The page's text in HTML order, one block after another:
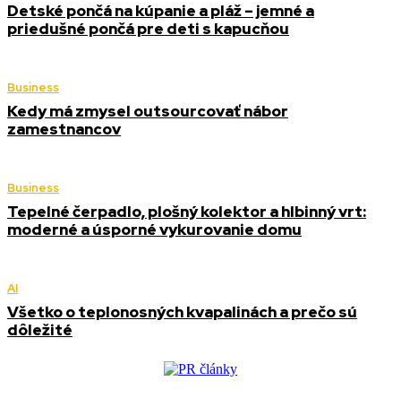
Detské pončá na kúpanie a pláž – jemné a
priedušné pončá pre deti s kapucňou
Business
Kedy má zmysel outsourcovať nábor
zamestnancov
Business
Tepelné čerpadlo, plošný kolektor a hlbinný vrt:
moderné a úsporné vykurovanie domu
AI
Všetko o teplonosných kvapalinách a prečo sú
dôležité